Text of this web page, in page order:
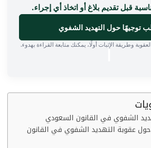
قبل تقديم بلاغ أو اتخاذ أي إجراء.
توجيهًا حول التهديد الشفوي
وطريقة الإثبات أولًا، يمكنك متابعة القراءة بهدوء.
الشفوي في القانون السعودي
عقوبة التهديد الشفوي في القانون